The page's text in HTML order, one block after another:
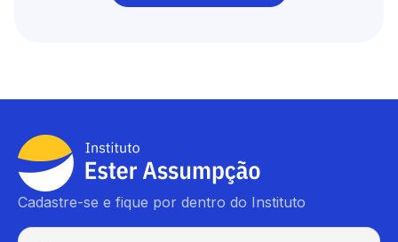
Cadastre-se e fique por dentro do Instituto